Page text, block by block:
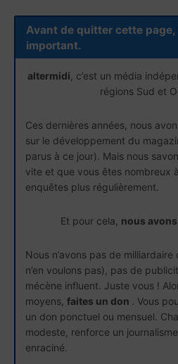
Avant de quitter cette
important.
altermidi , c’est un média
régions Sud et
Ces dernières années, nous
sur le développement du
parus à ce jour). Mais nous
vite et que vous êtes nombreux
enquêtes plus régulièrement.
Et pour cela, nous
Nous n’avons pas de
n’en voulons pas), pas de
mécène influent. Juste vous !
moyens, faites un don . Vous
un don ponctuel ou mensuel.
modeste, renforce un
enraciné.